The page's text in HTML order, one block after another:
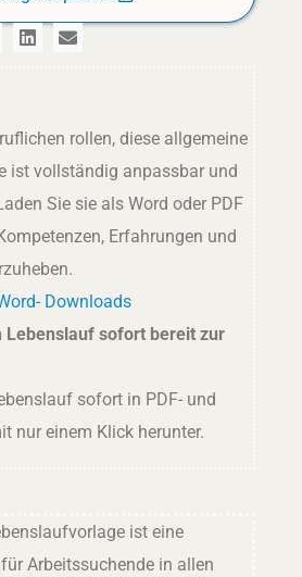
rollen, diese allgemeine
ist vollständig anpassbar und
Sie sie als Word oder PDF
Erfahrungen und
Downloads
Lebenslauf sofort bereit zur
sofort in PDF- und
nur einem Klick herunter.
ist eine
Arbeitssuchende in allen